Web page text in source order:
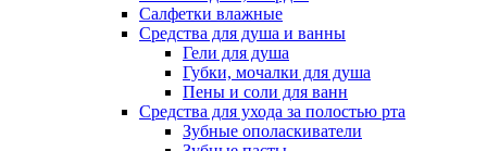
Салфетки влажные
Средства для душа и ванны
Гели для душа
Губки, мочалки для душа
Пены и соли для ванн
Средства для ухода за полостью рта
Зубные ополаскиватели